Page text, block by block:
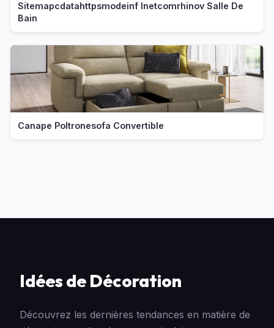
Sitemapcdatahttpsmodeinf Inetcomrhinov Salle De
Bain
Canape Poltronesofa Convertible
Idées de Décoration
Découvrez les dernières tendances en matière de